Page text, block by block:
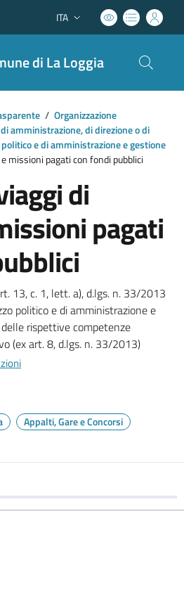
Lingua attiva:
ITA
di La Loggia
/ Organizzazione
amministrazione, di direzione o di
e di amministrazione e gestione
missioni pagati con fondi pubblici
di
pagati
13, c. 1, lett. a), d.lgs. n. 33/2013
politico e di amministrazione e
rispettive competenze
(ex art. 8, d.lgs. n. 33/2013)
Appalti, Gare e Concorsi